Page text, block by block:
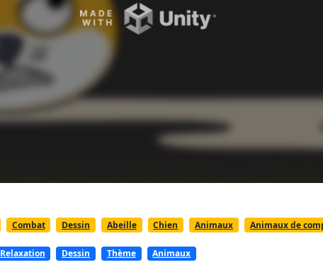
Combat Dessin Abeille Chien Animaux Animaux de
Relaxation Dessin Thème Animaux